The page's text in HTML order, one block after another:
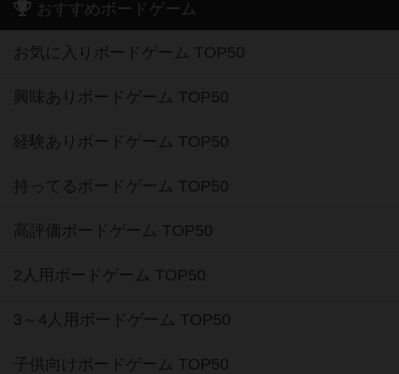
おすすめボードゲーム
お気に入りボードゲーム TOP50
興味ありボードゲーム TOP50
経験ありボードゲーム TOP50
持ってるボードゲーム TOP50
高評価ボードゲーム TOP50
2人用ボードゲーム TOP50
3～4人用ボードゲーム TOP50
子供向けボードゲーム TOP50